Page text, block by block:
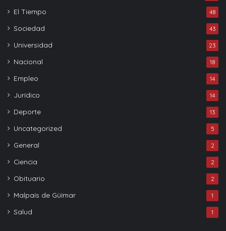
El Tiempo 48
Sociedad 43
Universidad 23
Nacional 18
Empleo 14
Jurídico 14
Deporte 13
Uncategorized 5
General 2
Ciencia 2
Obituario 2
Malpaís de Güímar 1
Salud 1